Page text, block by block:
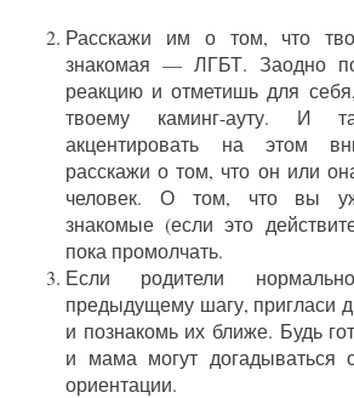
Расскажи им о том, что
знакомая — ЛГБТ. Заодно
реакцию и отметишь для
твоему каминг-ауту. И
акцентировать на этом
расскажи о том, что он или
человек. О том, что вы
знакомые (если это
пока промолчать.
Если родители
предыдущему шагу, пригласи
и познакомь их ближе. Будь
и мама могут догадываться
ориентации.